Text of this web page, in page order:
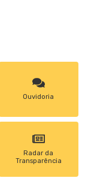
Ouvidoria
Radar da
Transparência